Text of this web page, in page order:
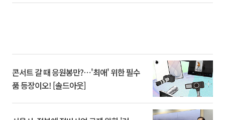
콘서트 갈 때 응원봉만?⋯'최애' 위한 필수
품 등장이오! [솔드아웃]